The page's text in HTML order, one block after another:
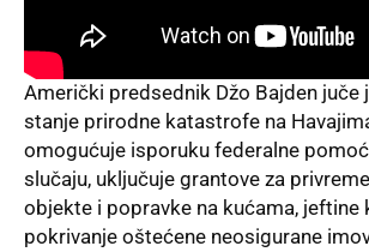
Američki predsednik Džo Bajden juče
stanje prirodne katastrofe na
omogućuje isporuku federalne
slučaju, uključuje grantove za
objekte i popravke na kućama, jeftine
pokrivanje oštećene neosigurane